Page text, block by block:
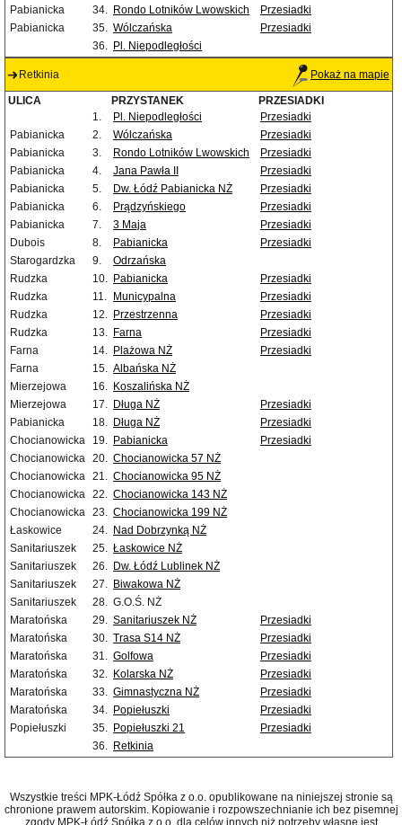
Pabianicka
34. Rondo Lotników Lwowskich
Przesiadki
Pabianicka
35. Wólczańska
Przesiadki
36. Pl. Niepodległości
Retkinia Pokaż na mapie
ULICA PRZYSTANEK
PRZESIADKI
1.
Pl. Niepodległości
Przesiadki
Pabianicka
2. Wólczańska
Przesiadki
Pabianicka
3. Rondo Lotników Lwowskich
Przesiadki
Pabianicka
4. Jana Pawła II
Przesiadki
Pabianicka
5. Dw. Łódź Pabianicka NŻ
Przesiadki
Pabianicka
6. Prądzyńskiego
Przesiadki
Pabianicka
7. 3 Maja
Przesiadki
Dubois
8. Pabianicka
Przesiadki
Starogardzka
9.
Odrzańska
Rudzka
10. Pabianicka
Przesiadki
Rudzka
11. Municypalna
Przesiadki
Rudzka
12. Przestrzenna
Przesiadki
Rudzka
13. Farna
Przesiadki
Farna
14. Plażowa NŻ
Przesiadki
Farna
15. Albańska NŻ
Mierzejowa
16. Koszalińska NŻ
Mierzejowa
17. Długa NŻ
Przesiadki
Pabianicka
18. Długa NŻ
Przesiadki
Chocianowicka
19. Pabianicka
Przesiadki
Chocianowicka 20. Chocianowicka 57 NŻ
Chocianowicka 21. Chocianowicka 95 NŻ
Chocianowicka 22. Chocianowicka 143 NŻ
Chocianowicka 23. Chocianowicka 199 NŻ
Łaskowice
24. Nad Dobrzynką NŻ
Sanitariuszek
25. Łaskowice NŻ
Sanitariuszek
26. Dw. Łódź Lublinek NŻ
Sanitariuszek
27. Biwakowa NŻ
Sanitariuszek
28. G.O.Ś. NŻ
Maratońska
29. Sanitariuszek NŻ
Przesiadki
Maratońska
30. Trasa S14 NŻ
Przesiadki
Maratońska
31. Golfowa
Przesiadki
Maratońska
32. Kolarska NŻ
Przesiadki
Maratońska
33. Gimnastyczna NŻ
Przesiadki
Maratońska
34. Popiełuszki
Przesiadki
Popiełuszki
35. Popiełuszki 21
Przesiadki
36. Retkinia
Wszystkie treści MPK-Łódź Spółka z o.o. opublikowane na niniejszej stronie są
chronione prawem autorskim. Kopiowanie i rozpowszechnianie ich bez pisemnej
zgody MPK-Łódź Spółka z o.o. dla celów innych niż potrzeby własne jest